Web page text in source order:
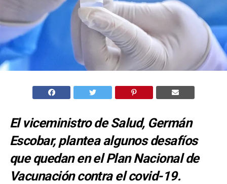
El viceministro de Salud, Germán
Escobar, plantea algunos desafíos
que quedan en el Plan Nacional de
Vacunación contra el covid-19.